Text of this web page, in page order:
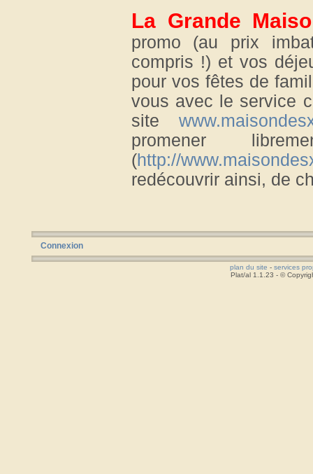
La Grande
promo (au prix
compris !) et vos
pour vos fêtes de
vous avec le service
site
promener
(http://
redécouvrir ainsi, de
Connexion
plan du site - services
Plat/al 1.1.23 - ©